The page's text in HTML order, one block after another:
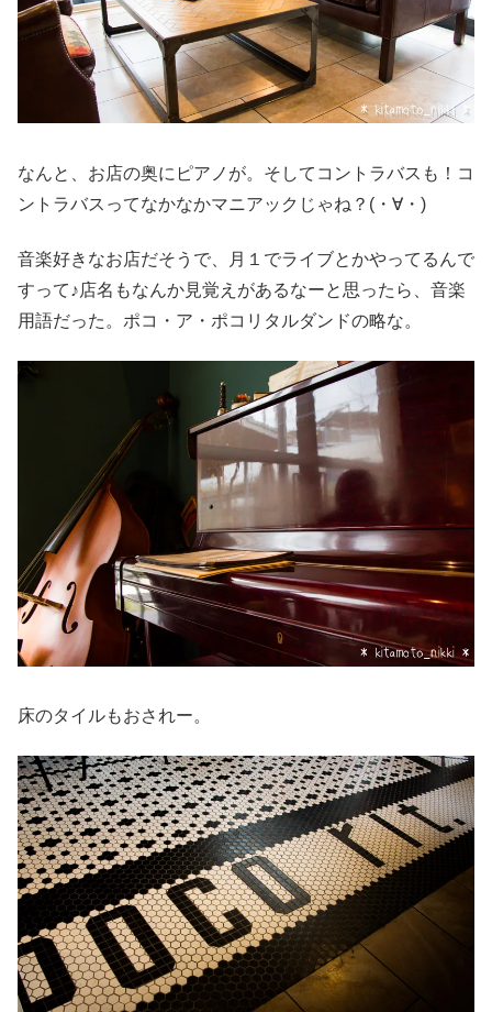
なんと、お店の奥にピアノが。そしてコントラバスも！コ
ントラバスってなかなかマニアックじゃね？(・∀・)
音楽好きなお店だそうで、月１でライブとかやってるんで
すって♪店名もなんか見覚えがあるなーと思ったら、音楽
用語だった。ポコ・ア・ポコリタルダンドの略な。
床のタイルもおされー。